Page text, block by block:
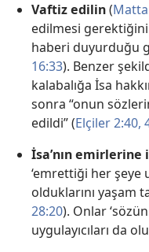
Vaftiz edilin(
edilmesi gerektiğini
haberi duyurduğu
16:33). Benzer
kalabalığa İsa
sonra “onun
edildi” (Elçiler 2:40,
İsa’nın
‘emrettiği her şeye
olduklarını yaşam
28:20). Onlar
uygulayıcıları da